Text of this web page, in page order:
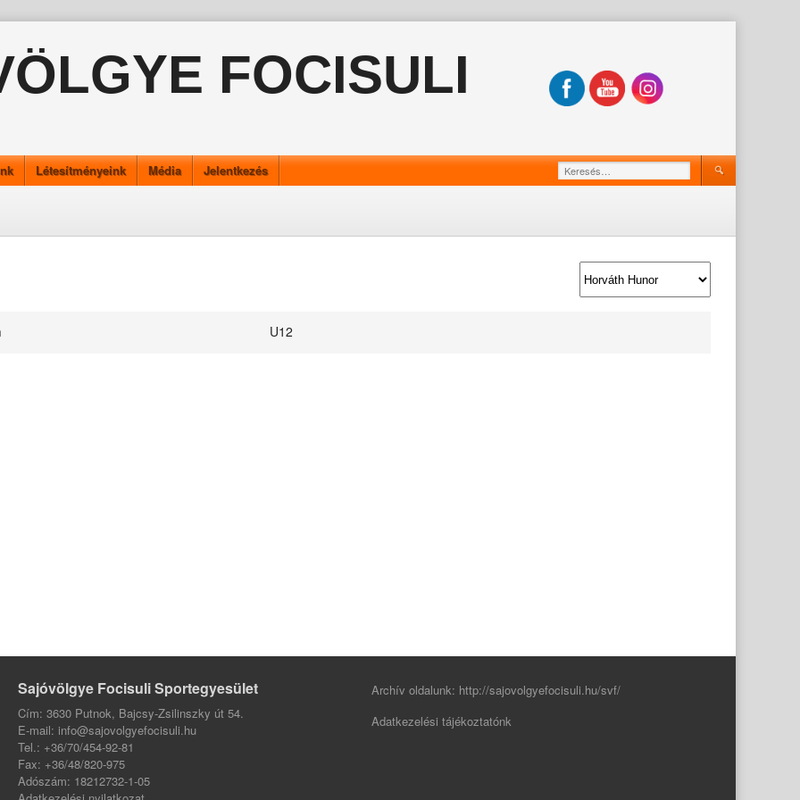
FOCISULI
Létesítményeink Média Jelentkezés Keresés:
U12
Sajóvölgye Focisuli Sportegyesület
Cím: 3630 Putnok, Bajcsy-Zsilinszky út 54.
E-mail: info@sajovolgyefocisuli.hu
Tel.: +36/70/454-92-81
Fax: +36/48/820-975
Adószám: 18212732-1-05
Archív oldalunk: http://sajovolgyefocisuli.hu/svf/
Adatkezelési tájékoztatónk